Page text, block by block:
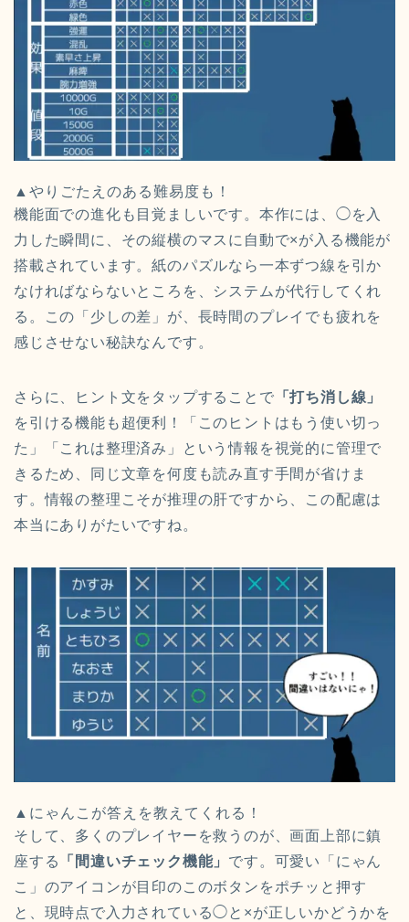
▲やりごたえのある難易度も！
機能面での進化も目覚ましいです。本作には、◯を入
力した瞬間に、その縦横のマスに自動で×が入る機能が
搭載されています。紙のパズルなら一本ずつ線を引か
なければならないところを、システムが代行してくれ
る。この「少しの差」が、長時間のプレイでも疲れを
感じさせない秘訣なんです。
さらに、ヒント文をタップすることで 「打ち消し線」
を引ける機能も超便利！「このヒントはもう使い切っ
た」「これは整理済み」という情報を視覚的に管理で
きるため、同じ文章を何度も読み直す手間が省けま
す。情報の整理こそが推理の肝ですから、この配慮は
本当にありがたいですね。
▲にゃんこが答えを教えてくれる！
そして、多くのプレイヤーを救うのが、画面上部に鎮
座する
「間違いチェック機能」 です。可愛い「にゃん
こ」のアイコンが目印のこのボタンをポチッと押す
と、現時点で入力されている◯と×が正しいかどうかを